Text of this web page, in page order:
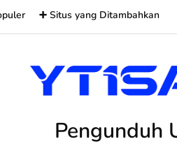
➕ Situs yang Ditambahkan
Pengunduh